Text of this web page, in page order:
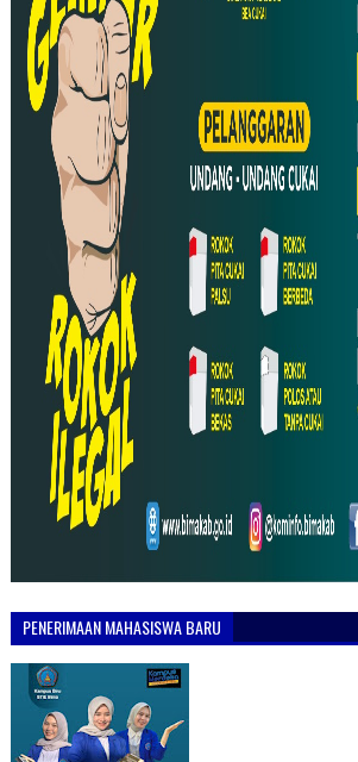
PENERIMAAN MAHASISWA BARU